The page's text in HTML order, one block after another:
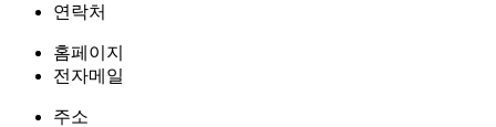
연락처
홈페이지
전자메일
주소